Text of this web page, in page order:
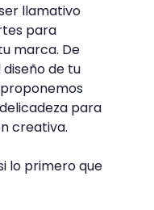
llamativo
para
marca. De
de tu
para
creativa.
lo primero que